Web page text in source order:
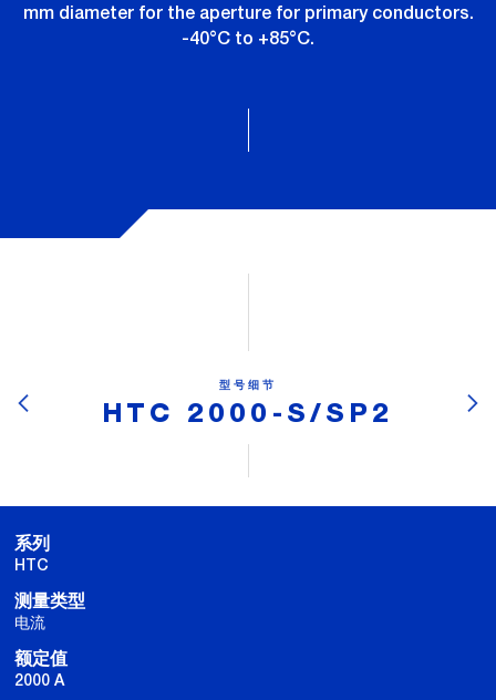
mm diameter for the aperture for primary conductors.
-40°C to +85°C.
型号细节
HTC 2000-S/SP2
系列
HTC
测量类型
电流
额定值
2000 A